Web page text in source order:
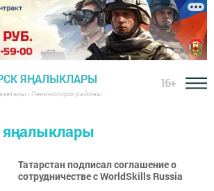
ЯҢАЛЫКЛАРЫ
- Лениногорск районы
16+
Татарстан подписал соглашение о
сотрудничестве с WorldSkills Russia